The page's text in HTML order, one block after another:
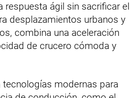
respuesta ágil sin sacrificar el
desplazamientos urbanos y
combina una aceleración
de crucero cómoda y
modernas para